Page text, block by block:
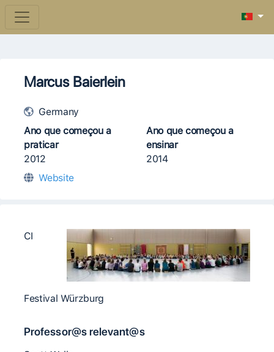
Marcus Baierlein
Germany
Ano que começou a
praticar
2012
Ano que começou a
ensinar
2014
Website
CI
Festival Würzburg
Professor@s relevant@s